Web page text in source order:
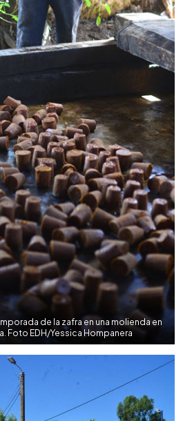
de la zafra en una molienda en
Foto EDH/Yessica Hompanera